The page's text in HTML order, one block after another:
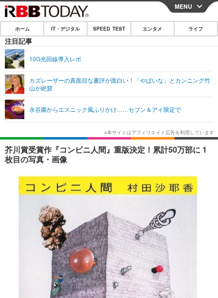
CLOSE
ホーム
IT・デジタル
ネタ
ショッピング その他
SPEED TEST
エンタメ
エンタメTOP 映画・ドラマ
韓国・芸能
音楽 スポーツ
ショッピング その他
ライフ
ライフTOP グルメ
ペット ショッピング
その他
リリース一覧
プッシュ通知の停止方法
MENU
ホーム IT・デジタル SPEED TEST エンタメ ライフ
注目記事
10G光回線導入レポ
カズレーザーの真面目な書評が面白い！「やばいな」とカンニング竹
山が絶賛
永谷園からエスニック風ふりかけ……セブン＆アイ限定で
芥川賞受賞作『コンビニ人間』重版決定！累計50万部に 1
枚目の写真・画像